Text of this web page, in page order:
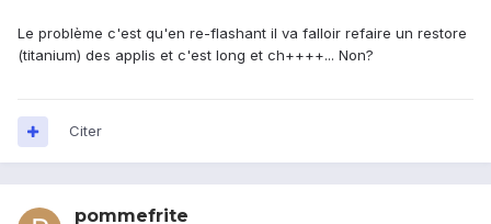
Le problème c'est qu'en re-flashant il va falloir refaire un restore
(titanium) des applis et c'est long et ch++++... Non?
Citer
pommefrite